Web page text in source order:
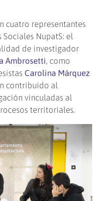
cuatro representantes
NupatS: el
de investigador
Ambrosetti, como
Carolina Márquez
contribuido al
vinculadas al
territoriales.